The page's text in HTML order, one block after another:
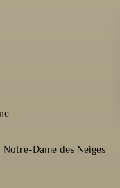
Dame des Neiges